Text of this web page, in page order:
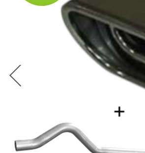
Sie erhalten Sie beim